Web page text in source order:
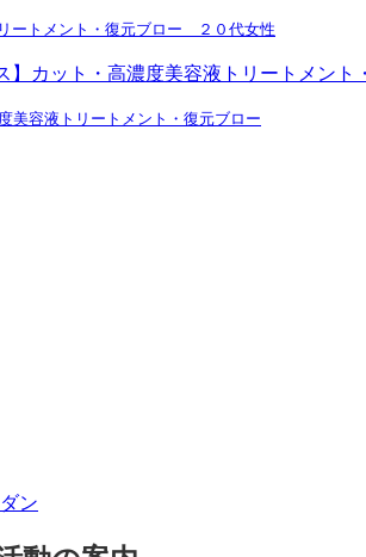
ートメント・復元ブロー ２０代女性
容液トリートメント・復元ブロー